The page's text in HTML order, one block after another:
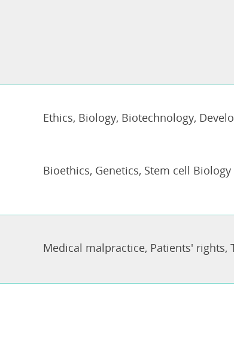
Ethics, Biology, Biotechnology,
Bioethics, Genetics, Stem cell Biology
Medical malpractice, Patients' rights,